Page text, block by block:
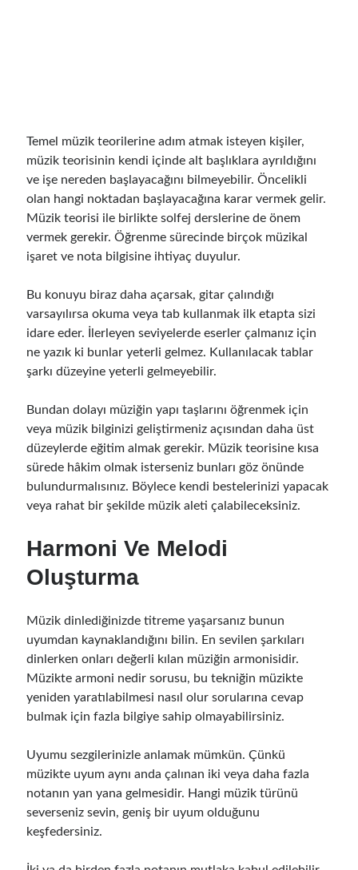
Temel müzik teorilerine adım atmak isteyen kişiler,
müzik teorisinin kendi içinde alt başlıklara ayrıldığını
ve işe nereden başlayacağını bilmeyebilir. Öncelikli
olan hangi noktadan başlayacağına karar vermek gelir.
Müzik teorisi ile birlikte solfej derslerine de önem
vermek gerekir. Öğrenme sürecinde birçok müzikal
işaret ve nota bilgisine ihtiyaç duyulur.
Bu konuyu biraz daha açarsak, gitar çalındığı
varsayılırsa okuma veya tab kullanmak ilk etapta sizi
idare eder. İlerleyen seviyelerde eserler çalmanız için
ne yazık ki bunlar yeterli gelmez. Kullanılacak tablar
şarkı düzeyine yeterli gelmeyebilir.
Bundan dolayı müziğin yapı taşlarını öğrenmek için
veya müzik bilginizi geliştirmeniz açısından daha üst
düzeylerde eğitim almak gerekir. Müzik teorisine kısa
sürede hâkim olmak isterseniz bunları göz önünde
bulundurmalısınız. Böylece kendi bestelerinizi yapacak
veya rahat bir şekilde müzik aleti çalabileceksiniz.
Harmoni Ve Melodi
Oluşturma
Müzik dinlediğinizde titreme yaşarsanız bunun
uyumdan kaynaklandığını bilin. En sevilen şarkıları
dinlerken onları değerli kılan müziğin armonisidir.
Müzikte armoni nedir sorusu, bu tekniğin müzikte
yeniden yaratılabilmesi nasıl olur sorularına cevap
bulmak için fazla bilgiye sahip olmayabilirsiniz.
Uyumu sezgilerinizle anlamak mümkün. Çünkü
müzikte uyum aynı anda çalınan iki veya daha fazla
notanın yan yana gelmesidir. Hangi müzik türünü
severseniz sevin, geniş bir uyum olduğunu
keşfedersiniz.